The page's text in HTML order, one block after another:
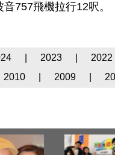
757飛機拉行12呎。
2023 2022
2010 2009